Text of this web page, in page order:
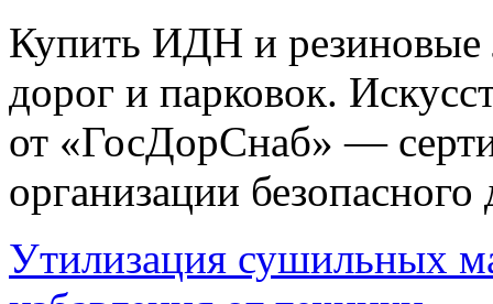
Купить ИДН и резиновые
дорог и парковок.
от «ГосДорСнаб» —
организации
Утилизация сушильных